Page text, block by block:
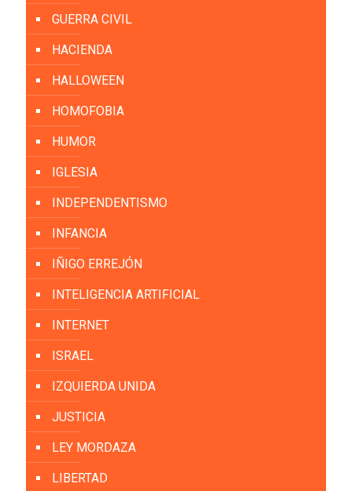
GUERRA CIVIL
HACIENDA
HALLOWEEN
HOMOFOBIA
HUMOR
IGLESIA
INDEPENDENTISMO
INFANCIA
IÑIGO ERREJÓN
INTELIGENCIA ARTIFICIAL
INTERNET
ISRAEL
IZQUIERDA UNIDA
JUSTICIA
LEY MORDAZA
LIBERTAD